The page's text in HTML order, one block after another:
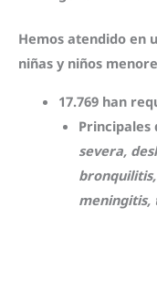
Hemos atendido en
niñas y niños
17.769han
Principales
severa,
meningitis,